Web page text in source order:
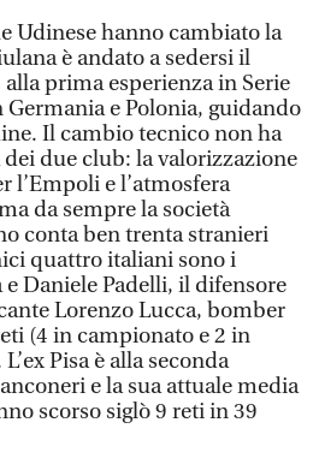
Udinese hanno cambiato la
è andato a sedersi il
prima esperienza in Serie
Germania e Polonia, guidando
Il cambio tecnico non ha
due club: la valorizzazione
l’Empoli e l’atmosfera
da sempre la società
conta ben trenta stranieri
quattro italiani sono i
Daniele Padelli, il difensore
Lorenzo Lucca, bomber
(4 in campionato e 2 in
Pisa è alla seconda
e la sua attuale media
scorso siglò 9 reti in 39